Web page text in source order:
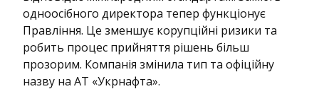
одноосібного директора тепер функціонує
Правління. Це зменшує корупційні ризики та
робить процес прийняття рішень більш
прозорим. Компанія змінила тип та офіційну
назву на АТ «Укрнафта».